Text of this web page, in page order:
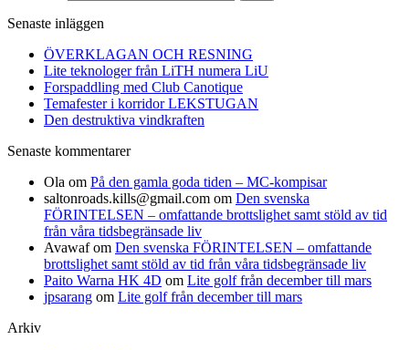
Senaste inläggen
ÖVERKLAGAN OCH RESNING
Lite teknologer från LiTH numera LiU
Forspaddling med Club Canotique
Temafester i korridor LEKSTUGAN
Den destruktiva vindkraften
Senaste kommentarer
Ola om På den gamla goda tiden – MC-kompisar
saltonroads.kills@gmail.com om Den svenska
FÖRINTELSEN – omfattande brottslighet samt stöld av tid
från våra tidsbegränsade liv
Avawafom Den svenska FÖRINTELSEN – omfattande
brottslighet samt stöld av tid från våra tidsbegränsade liv
Paito Warna HK 4D om Lite golf från december till mars
jpsarang om Lite golf från december till mars
Arkiv